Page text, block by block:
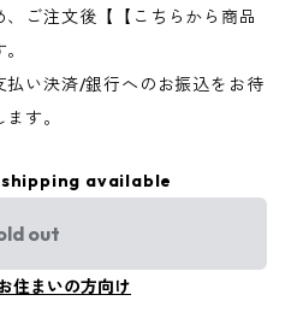
ご注文後【【こちらから商品
払い決済/銀行へのお振込をお待
す。
available
out
住まいの方向け